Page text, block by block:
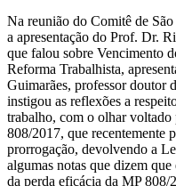
Na reunião do Comitê de
a apresentação do Prof. Dr.
que falou sobre Vencimento
Reforma Trabalhista,
Guimarães, professor doutor
instigou as reflexões a
trabalho, com o olhar
808/2017, que recentemente
prorrogação, devolvendo a
algumas notas que dizem
da perda eficácia da MP 808/